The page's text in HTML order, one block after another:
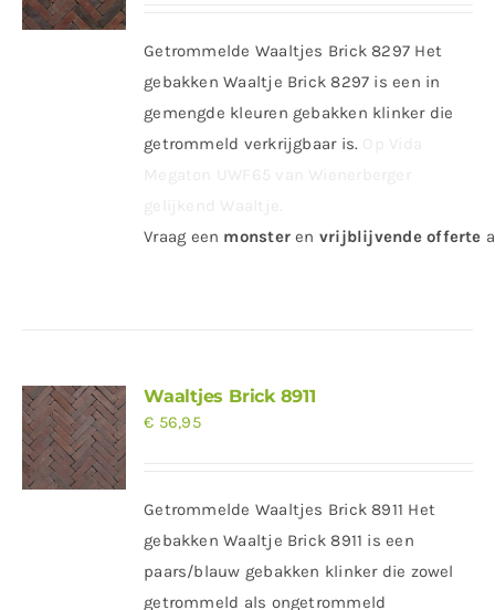
Getrommelde Waaltjes Brick 8297 Het
gebakken Waaltje Brick 8297 is een in
gemengde kleuren gebakken klinker die
getrommeld verkrijgbaar is.
Vraag een monster en vrijblijvende offerte
Waaltjes Brick 8911
€ 56,95
Getrommelde Waaltjes Brick 8911 Het
gebakken Waaltje Brick 8911 is een
paars/blauw gebakken klinker die zowel
getrommeld als ongetrommeld